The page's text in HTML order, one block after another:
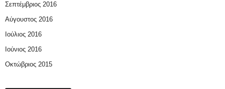
Σεπτέμβριος 2016
Αύγουστος 2016
Ιούλιος 2016
Ιούνιος 2016
Οκτώβριος 2015